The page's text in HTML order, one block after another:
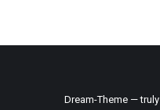
Dream-Theme — truly